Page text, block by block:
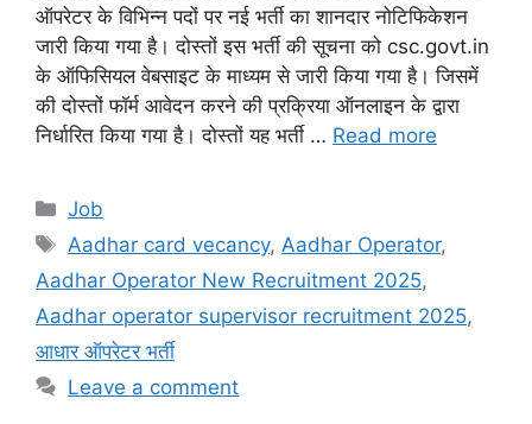
ऑपरेटर के विभिन्न पदों पर नई भर्ती का शानदार नोटिफिकेशन
जारी किया गया है। दोस्तों इस भर्ती की सूचना को csc.govt.in
के ऑफिसियल वेबसाइट के माध्यम से जारी किया गया है। जिसमें
की दोस्तों फॉर्म आवेदन करने की प्रक्रिया ऑनलाइन के द्वारा
निर्धारित किया गया है। दोस्तों यह भर्ती … Read more
Categories
Job
Tags
Aadhar card vecancy, Aadhar Operator,
Aadhar Operator New Recruitment 2025,
Aadhar operator supervisor recruitment 2025,
आधार ऑपरेटर भर्ती
Leave a comment